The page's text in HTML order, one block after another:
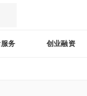
务 创业融资